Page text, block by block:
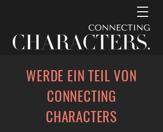
WERDE EIN TEIL VON
CONNECTING
CHARACTERS